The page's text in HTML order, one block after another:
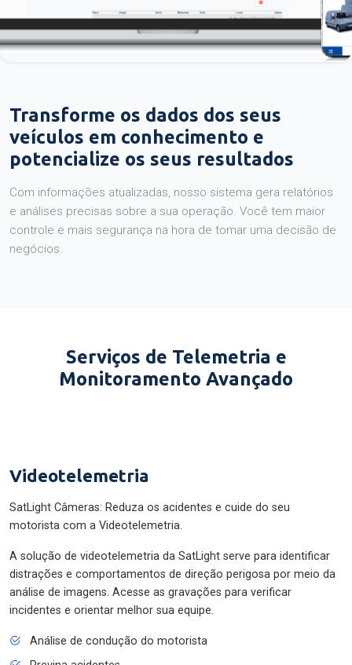
Transforme os dados dos seus
veículos em conhecimento e
potencialize os seus resultados
Com informações atualizadas, nosso sistema gera relatórios
e análises precisas sobre a sua operação. Você tem maior
controle e mais segurança na hora de tomar uma decisão de
negócios.
Serviços de Telemetria e
Monitoramento Avançado
Videotelemetria
SatLight Câmeras: Reduza os acidentes e cuide do seu
motorista com a Videotelemetria.
A solução de videotelemetria da SatLight serve para identificar
distrações e comportamentos de direção perigosa por meio da
análise de imagens. Acesse as gravações para verificar
incidentes e orientar melhor sua equipe.
Análise de condução do motorista